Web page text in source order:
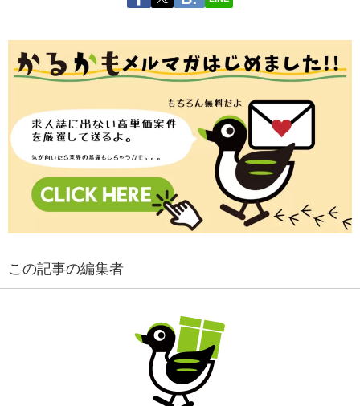
この記事の編集者